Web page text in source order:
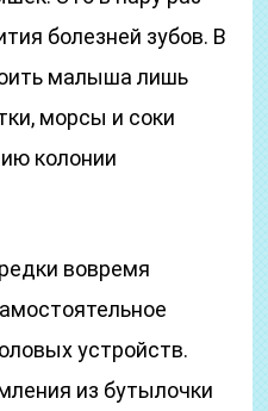
болезней зубов. В
малыша лишь
морсы и соки
колонии
вовремя
устройств.
из бутылочки